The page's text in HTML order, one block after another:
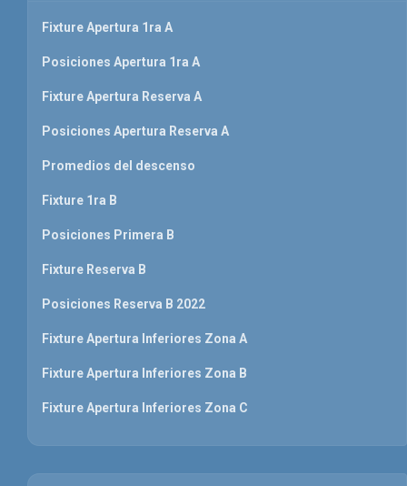
Fixture Apertura 1ra A
Posiciones Apertura 1ra A
Fixture Apertura Reserva A
Posiciones Apertura Reserva A
Promedios del descenso
Fixture 1ra B
Posiciones Primera B
Fixture Reserva B
Posiciones Reserva B 2022
Fixture Apertura Inferiores Zona A
Fixture Apertura Inferiores Zona B
Fixture Apertura Inferiores Zona C